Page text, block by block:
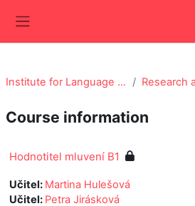
Institute for Language and Preparatory Studies (ÚJOP)
Course information
Hodnotitel mluvení B1
Učitel: Martina Hulešová
Učitel: Petra Jirásková